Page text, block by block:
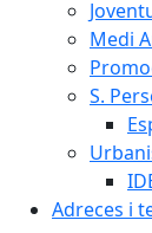
Medi
S.
Adreces i